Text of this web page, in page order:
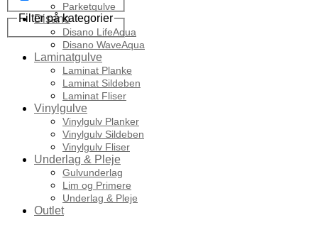
Filter på kategorier
Parketgulve
Disano
Disano LifeAqua
Disano WaveAqua
Laminatgulve
Laminat Planke
Laminat Sildeben
Laminat Fliser
Vinylgulve
Vinylgulv Planker
Vinylgulv Sildeben
Vinylgulv Fliser
Underlag & Pleje
Gulvunderlag
Lim og Primere
Underlag & Pleje
Outlet